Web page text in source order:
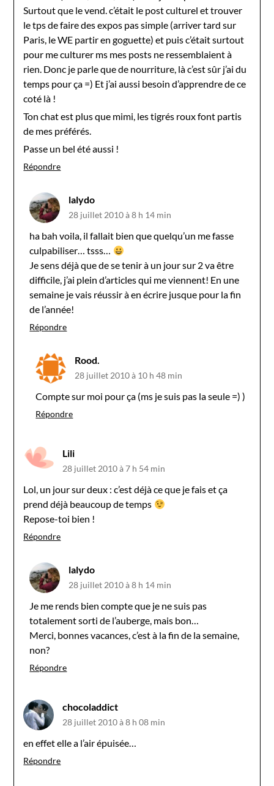
Surtout que le vend. c’était le post culturel et trouver
le tps de faire des expos pas simple (arriver tard sur
Paris, le WE partir en goguette) et puis c’était surtout
pour me culturer ms mes posts ne ressemblaient à
rien. Donc je parle que de nourriture, là c’est sûr j’ai du
temps pour ça =) Et j’ai aussi besoin d’apprendre de ce
coté là !
Ton chat est plus que mimi, les tigrés roux font partis
de mes préférés.
Passe un bel été aussi !
Répondre
lalydo
28 juillet 2010 à 8 h 14 min
ha bah voila, il fallait bien que quelqu’un me fasse
culpabiliser… tsss…
Je sens déjà que de se tenir à un jour sur 2 va être
difficile, j’ai plein d’articles qui me viennent! En une
semaine je vais réussir à en écrire jusque pour la fin
de l’année!
Répondre
Rood.
28 juillet 2010 à 10 h 48 min
Compte sur moi pour ça (ms je suis pas la seule =) )
Répondre
Lili
28 juillet 2010 à 7 h 54 min
Lol, un jour sur deux : c’est déjà ce que je fais et ça
prend déjà beaucoup de temps
Repose-toi bien !
Répondre
lalydo
28 juillet 2010 à 8 h 14 min
Je me rends bien compte que je ne suis pas
totalement sorti de l’auberge, mais bon…
Merci, bonnes vacances, c’est à la fin de la semaine,
non?
Répondre
chocoladdict
28 juillet 2010 à 8 h 08 min
en effet elle a l’air épuisée…
Répondre